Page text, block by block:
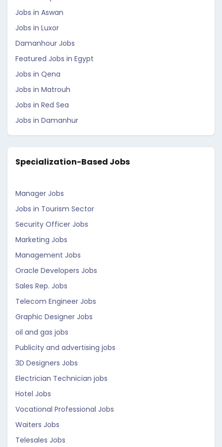
Jobs in Aswan
Jobs in Luxor
Damanhour Jobs
Featured Jobs in Egypt
Jobs in Qena
Jobs in Matrouh
Jobs in Red Sea
Jobs in Damanhur
Specialization-Based Jobs
Manager Jobs
Jobs in Tourism Sector
Security Officer Jobs
Marketing Jobs
Management Jobs
Oracle Developers Jobs
Sales Rep. Jobs
Telecom Engineer Jobs
Graphic Designer Jobs
oil and gas jobs
Publicity and advertising jobs
3D Designers Jobs
Electrician Technician jobs
Hotel Jobs
Vocational Professional Jobs
Waiters Jobs
Telesales Jobs